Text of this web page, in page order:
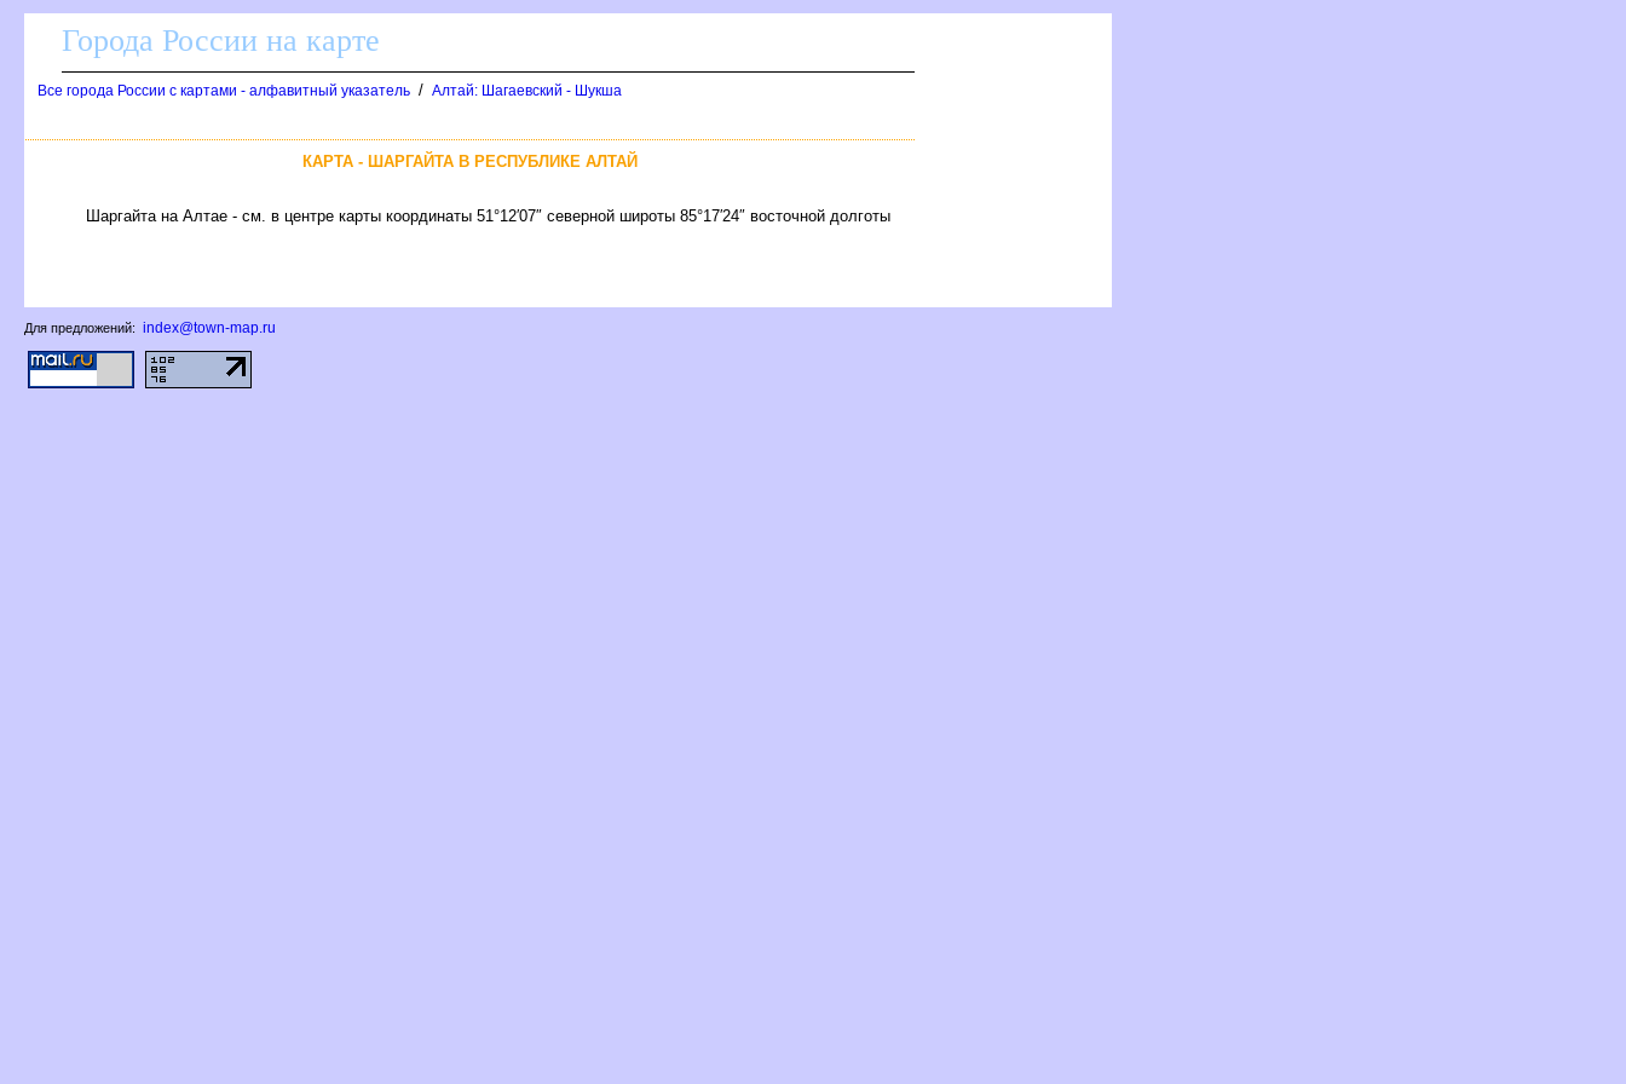
Города России на карте
се города России с картами - алфавитный указатель / Алтай: Шагаевский - Шукша
КАРТА - ШАРГАЙТА В РЕСПУБЛИКЕ АЛТАЙ
Шаргайта на Алтае - см. в центре карты координаты 51°12′07″ северной широты 85°17′24″ восточной долготы
Для предложений: index@town-map.ru